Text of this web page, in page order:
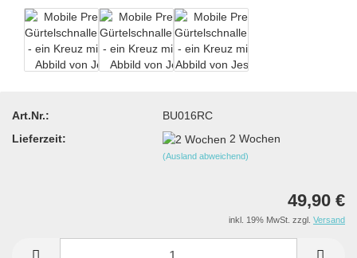
Art.Nr.:
BU016RC
Lieferzeit:
2 Wochen
(Ausland abweichend)
49,90 €
inkl. 19% MwSt. zzgl. Versand